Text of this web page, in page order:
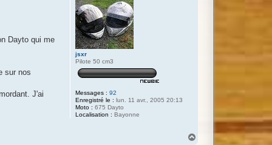
jsxr
Pilote 50 cm3
Messages : 92
Enregistré le : lun. 11 avr., 2005 20:13
Moto : 675 Dayto
Localisation : Bayonne
Dayto qui me
sur nos
J'ai